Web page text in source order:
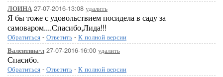
ЛОИНА 27-07-2016-13:08 удалить
Я бы тоже с удовольствием посидела в саду за
самоваром....Спасибо,Лида!!!
Обратиться - Ответить - К полной версии
Валентина-л 27-07-2016-16:00 удалить
Спасибо.
Обратиться - Ответить - К полной версии